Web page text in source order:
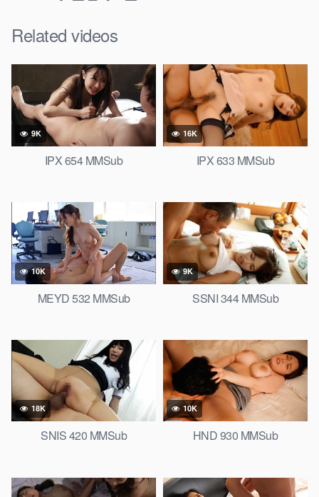
Related videos
9K
IPX 654 MMSub
16K
IPX 633 MMSub
10K
MEYD 532 MMSub
9K
SSNI 344 MMSub
18K
SNIS 420 MMSub
10K
HND 930 MMSub